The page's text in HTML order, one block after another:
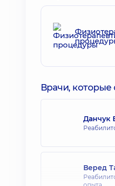
Врачи, которые
Данчук
Веред
опыта